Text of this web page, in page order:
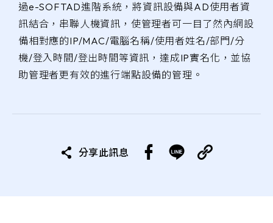
過e-SOFTAD進階系統，將資訊設備與AD使用者資
訊結合，串聯人機資訊，使管理者可一目了然內網設
備相對應的IP/MAC/電腦名稱/使用者姓名/部門/分
機/登入時間/登出時間等資訊，達成IP實名化，並協
助管理者更有效的進行端點設備的管理。
分享此訊息